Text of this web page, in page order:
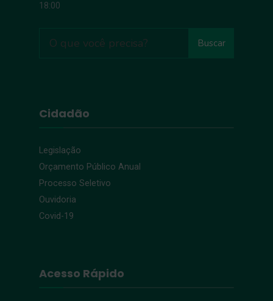
18:00
Buscar
Cidadão
Legislação
Orçamento Público Anual
Processo Seletivo
Ouvidoria
Covid-19
Acesso Rápido